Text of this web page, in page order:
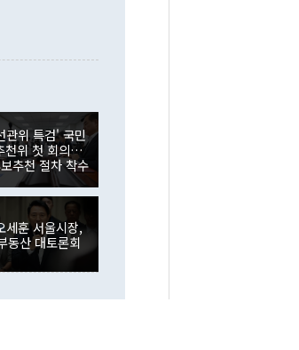
스냐, 결론적
'에 대해 "이상
을 언급하
서도 조 장관
지 않았다"고
율을 거치지
용, 9·19 군
이 아니어서 월
를 듣고 난
확인했다. 정
장회의(NSC)
"며 "안보 관
고 업무보고를
장한 것은 심각
만달러 적자
만달러 흑자
로 배당지급이
자에서는 내국
억3000만달러
이어졌다. 외
억1000만달러
기록을 다시
자금 유입에도
러를 기록했
달러 증가했
관위 특검' 국민
천위 첫 회의…
추천 절차 착수
세훈 서울시장,
동산 대토론회